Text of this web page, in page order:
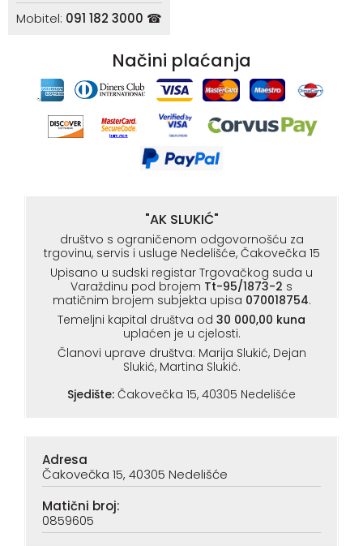
Mobitel: 091 182 3000 ☎
Načini plaćanja
"AK SLUKIĆ"
društvo s ograničenom odgovornošću za
trgovinu, servis i usluge Nedelišće, Čakovečka 15
Upisano u sudski registar Trgovačkog suda u
Varaždinu pod brojem Tt-95/1873-2 s
matičnim brojem subjekta upisa 070018754.
Temeljni kapital društva od 30 000,00 kuna
uplaćen je u cjelosti.
Članovi uprave društva: Marija Slukić, Dejan
Slukić, Martina Slukić.
Sjedište: Čakovečka 15, 40305 Nedelišće
Adresa
Čakovečka 15, 40305 Nedelišće
Matični broj:
0859605